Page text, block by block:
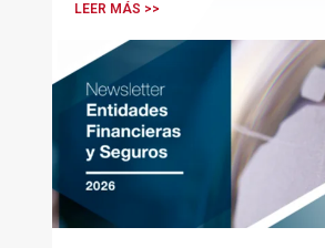
LEER MÁS >>